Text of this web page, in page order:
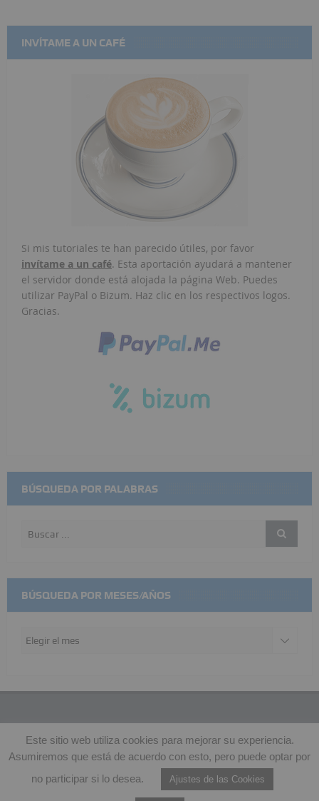
INVÍTAME A UN CAFÉ
Si mis tutoriales te han parecido útiles, por favor
invítame a un café. Esta aportación ayudará a mantener
el servidor donde está alojada la página Web. Puedes
utilizar PayPal o Bizum. Haz clic en los respectivos logos.
Gracias.
BÚSQUEDA POR PALABRAS
BÚSQUEDA POR MESES/AÑOS
Búsqueda
© Copyright 2015 - 2026 - EA4AC | Políticas de Privacidad
Hospedado en:
Desktop Version
Mobile Version
Este sitio web utiliza cookies para mejorar su experiencia.
Asumiremos que está de acuerdo con esto, pero puede optar por
no participar si lo desea.
Ajustes de las Cookies